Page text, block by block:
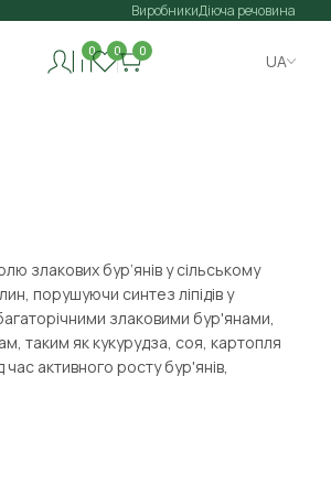
ВиробникиДіюча речовина
0 0 0
UA
злакових бур’янів у сільському
порушуючи синтез ліпідів у
злаковими бур'янами,
таким як кукурудза, соя, картопля
активного росту бур'янів,